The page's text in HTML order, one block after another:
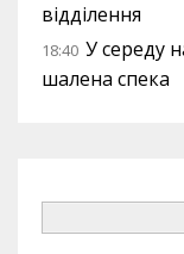
відділення
18:40 У середу
шалена спека